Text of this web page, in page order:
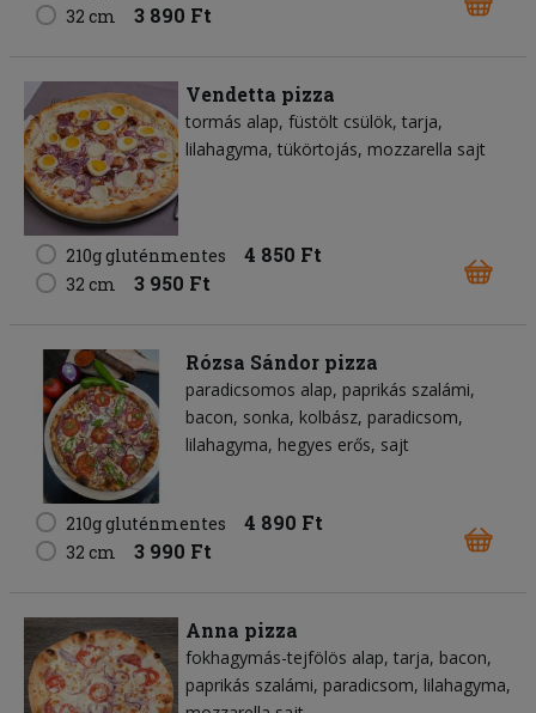
32 cm 3 890 Ft
Vendetta pizza
tormás alap füstölt csülök tarja
lilahagyma tükörtojás mozzarella sajt
210g gluténmentes 4 850 Ft
32 cm 3 950 Ft
Rózsa Sándor pizza
paradicsomos alap paprikás szalámi
bacon sonka kolbász paradicsom
lilahagyma hegyes erős sajt
210g gluténmentes 4 890 Ft
32 cm 3 990 Ft
Anna pizza
fokhagymás-tejfölös alap tarja bacon
paprikás szalámi paradicsom lilahagyma